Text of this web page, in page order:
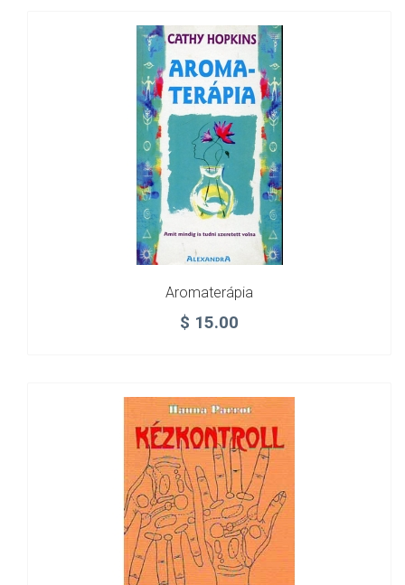
Aromaterápia
$ 15.00